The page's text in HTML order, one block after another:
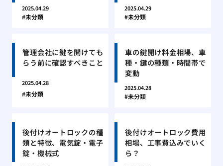
2025.04.29
未分類
2025.04.29
未分類
管理会社に鍵を開けても
らう前に確認すべきこと
2025.04.28
未分類
車の鍵開け料金相場、車
種・鍵の種類・時間帯で
変動
2025.04.28
未分類
後付けオートロックの種
類と特徴、電気錠・電子
錠・機械式
後付けオートロック費用
相場、工事費込みでいく
ら？